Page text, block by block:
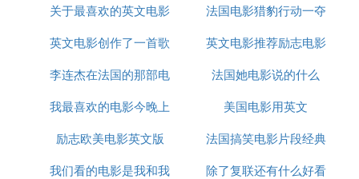
电影《勇敢的心》，主人公被处绞刑时用尽生命最后
是电影《肖申克的救赎》向人们传递的东西，除了自
由还有人永远不该放弃的希望。
的分量与可贵。当安迪用自己的勇气与能力，为大家
换来啤酒与休息时，尽管那么短暂，却也是人们不敢
文
关于最喜欢的英文电影
海报
法国电影猎豹行动一夺
命蜂巢
英文电影创作了一首歌
英文电影推荐励志电影
喜剧
李连杰在法国的那部电
影
法国她电影说的什么
我最喜欢的电影今晚上
映英文翻译
美国电影用英文
励志欧美电影英文版
法国搞笑电影片段经典
我们看的电影是我和我
除了复联还有什么好看